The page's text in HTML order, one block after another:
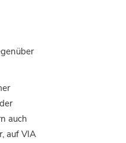
auch
auf VIA